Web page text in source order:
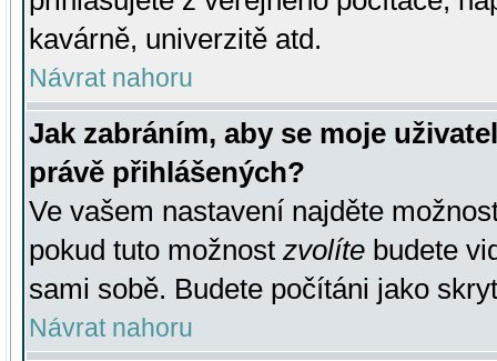
kavárně, univerzitě atd.
Návrat nahoru
Jak zabráním, aby se moje
právě přihlášených?
Ve vašem nastavení najděte
pokud tuto možnost zvolíte budete
sami sobě. Budete počítáni jako
Návrat nahoru